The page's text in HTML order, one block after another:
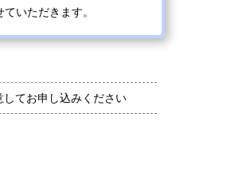
いただきます。
てお申し込みください